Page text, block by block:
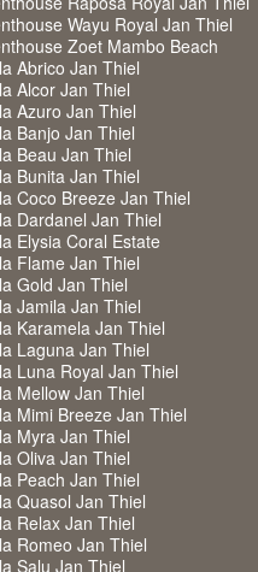
Wayu Royal Jan Thiel
Zoet Mambo Beach
Abrico Jan Thiel
Alcor Jan Thiel
Azuro Jan Thiel
Banjo Jan Thiel
Beau Jan Thiel
Bunita Jan Thiel
Coco Breeze Jan Thiel
Dardanel Jan Thiel
Elysia Coral Estate
Flame Jan Thiel
Gold Jan Thiel
Jamila Jan Thiel
Karamela Jan Thiel
Laguna Jan Thiel
Luna Royal Jan Thiel
Mellow Jan Thiel
Mimi Breeze Jan Thiel
Myra Jan Thiel
Oliva Jan Thiel
Peach Jan Thiel
Quasol Jan Thiel
Relax Jan Thiel
Romeo Jan Thiel
Salu Jan Thiel